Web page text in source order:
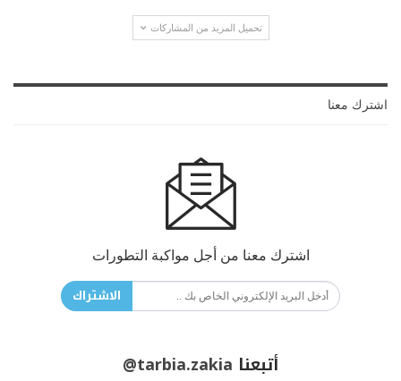
تحميل المزيد من المشاركات
اشترك معنا
اشترك معنا من أجل مواكبة التطورات
الاشتراك
أتبعنا @tarbia.zakia